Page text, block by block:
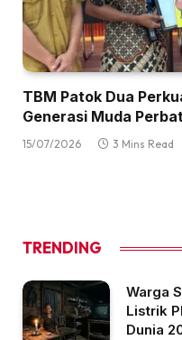
TBM Patok Dua
Generasi Muda
15/07/2026 3 Mins Read
TRENDING
Warga
Listrik
Dunia